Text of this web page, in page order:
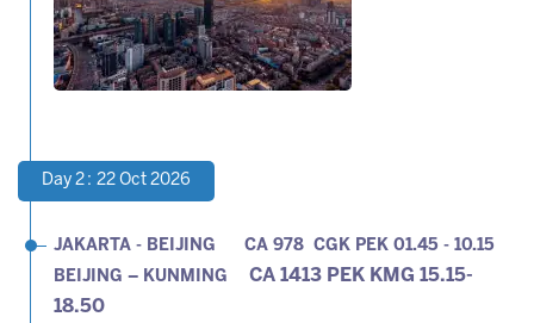
Day 2 : 22 Oct 2026
JAKARTA - BEIJING CA 978 CGK PEK 01.45 - 10.15
BEIJING – KUNMING
CA 1413 PEK KMG 15.15-
18.50